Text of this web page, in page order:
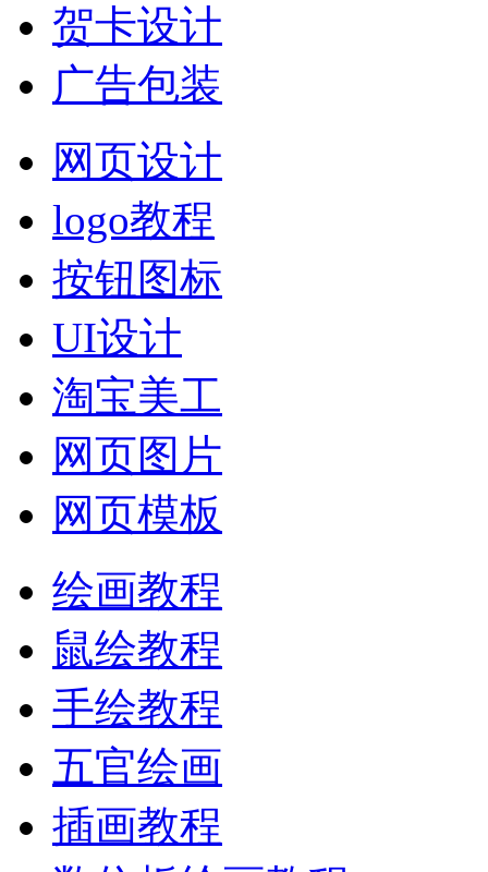
贺卡设计
广告包装
网页设计
logo教程
按钮图标
UI设计
淘宝美工
网页图片
网页模板
绘画教程
鼠绘教程
手绘教程
五官绘画
插画教程